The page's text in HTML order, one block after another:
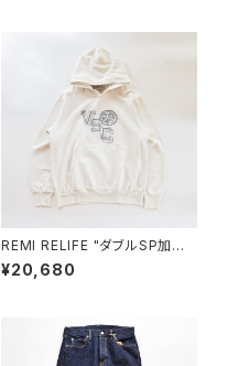
REMI RELIFE "ダブルSP加工
裏毛クルー(VSC)"
¥20,680